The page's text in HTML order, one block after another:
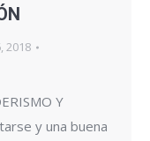
2018
Y
y una buena